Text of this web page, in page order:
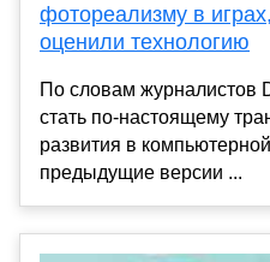
фотореализму в
оценили технологию
По словам журналистов
стать по-настоящему
развития в
предыдущие версии ...